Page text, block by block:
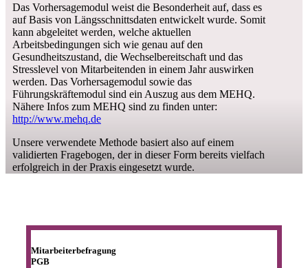
Das Vorhersagemodul weist die Besonderheit auf, dass es
auf Basis von Längsschnittsdaten entwickelt wurde. Somit
kann abgeleitet werden, welche aktuellen
Arbeitsbedingungen sich wie genau auf den
Gesundheitszustand, die Wechselbereitschaft und das
Stresslevel von Mitarbeitenden in einem Jahr auswirken
werden. Das Vorhersagemodul sowie das
Führungskräftemodul sind ein Auszug aus dem MEHQ.
Nähere Infos zum MEHQ sind zu finden unter:
http://www.mehq.de
Unsere verwendete Methode basiert also auf einem
validierten Fragebogen, der in dieser Form bereits vielfach
erfolgreich in der Praxis eingesetzt wurde.
Mitarbeiterbefragung
PGB